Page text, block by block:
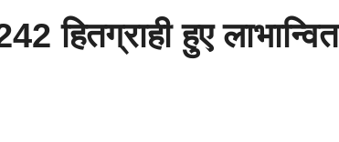
हितग्राही हुए लाभान्वित